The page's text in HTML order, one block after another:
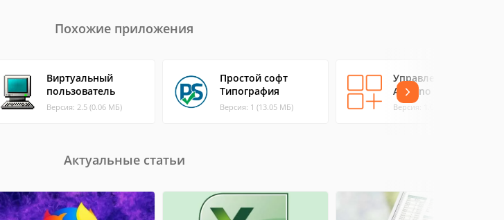
Похожие приложения
Виртуальный
пользователь
Версия: 2.5 (0.06 МБ)
Простой софт
Типография
Версия: 1 (13.05 МБ)
Управление Реле
Arduino
Версия: 1.01 (79.71 МБ)
Актуальные статьи